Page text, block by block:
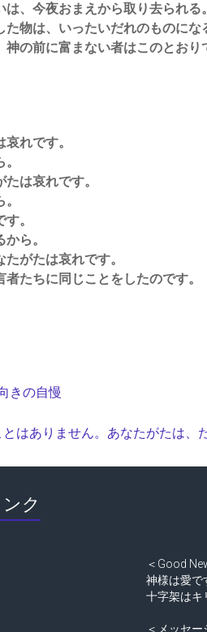
は、今夜おまえから取り去られる。
物は、いったいだれのものにな
の前に富まない者はこのとおり
れです。
は哀れです。
。
ら。
がたは哀れです。
たちに同じことをしたのです。
きの自慢
はありません。あなたがたは、
ク
＜Good
神様は愛で
十字架はキ
＜メッセー